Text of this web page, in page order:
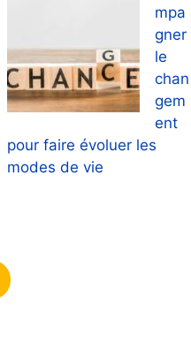
mpa
gner
le
chan
gem
ent
pour faire évoluer les
modes de vie